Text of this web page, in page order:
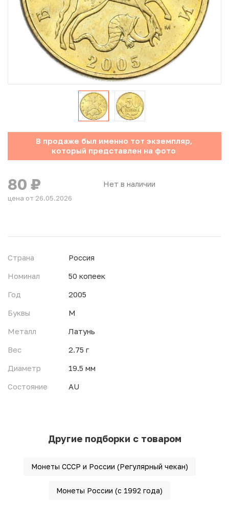
Юбилейные монеты Банка России (с 1999 года)
Памятные и инвестиционные монеты СССР и России
Иностранные монеты
Неофициальные выпуски монет (Unusual)
Античные и средневековые монеты
Наборы монет
Инвестиционные монеты
В продаже был именно тот экземпляр,
который представлен на фото
Нет в наличии
80 ₽
цена от 26.05.2026
Страна
Россия
Номинал
50 копеек
Год
2005
Буквы
М
Металл
Латунь
Вес
2.75 г
Диаметр
19.5 мм
Состояние
AU
Другие подборки с товаром
Монеты СССР и России (Регулярный чекан)
Монеты России (с 1992 года)